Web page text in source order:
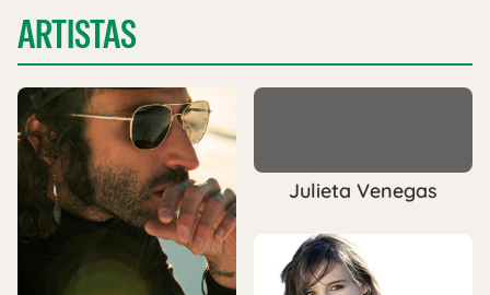
ARTISTAS
Julieta Venegas